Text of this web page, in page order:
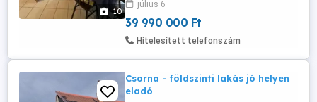
10
beton gerendák - 10 cm-es szigetelés -
fűtés gáz-, és vegyes központi kazán ...
július 6
39 990 000 Ft
Hitelesített telefonszám
Csorna - földszinti lakás jó helyen
eladó